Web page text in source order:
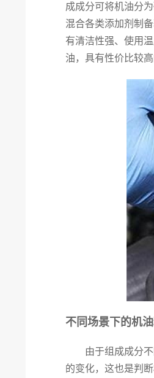
成成分可将机油分
混合各类添加剂制
有清洁性强、使用
油，具有性价比较高
不同场景下的机
由于组成成分不
的变化，这也是判